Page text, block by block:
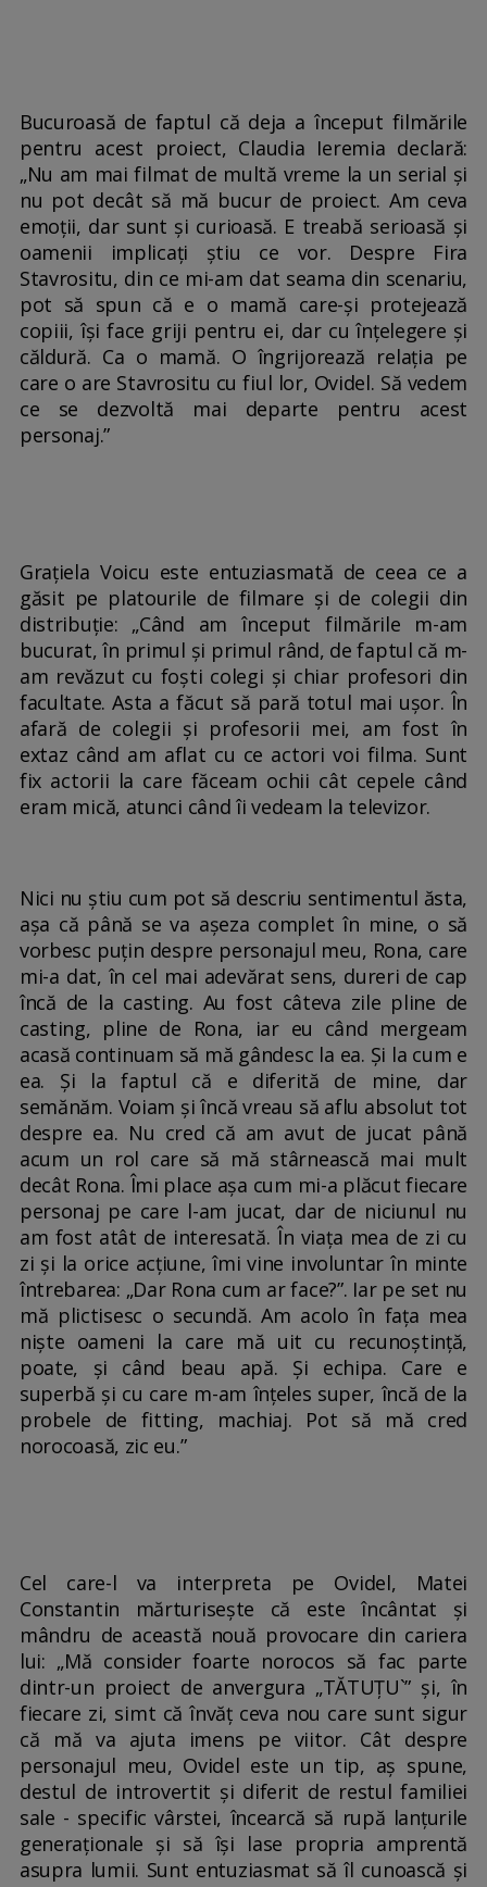
Bucuroasă de faptul că deja a început filmările
pentru acest proiect, Claudia Ieremia declară:
„Nu am mai filmat de multă vreme la un serial și
nu pot decât să mă bucur de proiect. Am ceva
emoții, dar sunt și curioasă. E treabă serioasă și
oamenii implicați știu ce vor. Despre Fira
Stavrositu, din ce mi-am dat seama din scenariu,
pot să spun că e o mamă care-și protejează
copiii, își face griji pentru ei, dar cu înțelegere și
căldură. Ca o mamă. O îngrijorează relația pe
care o are Stavrositu cu fiul lor, Ovidel. Să vedem
ce se dezvoltă mai departe pentru acest
personaj.”
Grațiela Voicu este entuziasmată de ceea ce a
găsit pe platourile de filmare și de colegii din
distribuție: „Când am început filmările m-am
bucurat, în primul și primul rând, de faptul că m-
am revăzut cu foști colegi și chiar profesori din
facultate. Asta a făcut să pară totul mai ușor. În
afară de colegii și profesorii mei, am fost în
extaz când am aflat cu ce actori voi filma. Sunt
fix actorii la care făceam ochii cât cepele când
eram mică, atunci când îi vedeam la televizor.
Nici nu știu cum pot să descriu sentimentul ăsta,
așa că până se va așeza complet în mine, o să
vorbesc puțin despre personajul meu, Rona, care
mi-a dat, în cel mai adevărat sens, dureri de cap
încă de la casting. Au fost câteva zile pline de
casting, pline de Rona, iar eu când mergeam
acasă continuam să mă gândesc la ea. Și la cum e
ea. Și la faptul că e diferită de mine, dar
semănăm. Voiam și încă vreau să aflu absolut tot
despre ea. Nu cred că am avut de jucat până
acum un rol care să mă stârnească mai mult
decât Rona. Îmi place așa cum mi-a plăcut fiecare
personaj pe care l-am jucat, dar de niciunul nu
am fost atât de interesată. În viața mea de zi cu
zi și la orice acțiune, îmi vine involuntar în minte
întrebarea: „Dar Rona cum ar face?”. Iar pe set nu
mă plictisesc o secundă. Am acolo în fața mea
niște oameni la care mă uit cu recunoștință,
poate, și când beau apă. Și echipa. Care e
superbă și cu care m-am înțeles super, încă de la
probele de fitting, machiaj. Pot să mă cred
norocoasă, zic eu.”
Cel care-l va interpreta pe Ovidel, Matei
Constantin mărturisește că este încântat și
mândru de această nouă provocare din cariera
lui: „Mă consider foarte norocos să fac parte
dintr-un proiect de anvergura „TĂTUȚU`” și, în
fiecare zi, simt că învăț ceva nou care sunt sigur
că mă va ajuta imens pe viitor. Cât despre
personajul meu, Ovidel este un tip, aș spune,
destul de introvertit și diferit de restul familiei
sale - specific vârstei, încearcă să rupă lanțurile
generaționale și să își lase propria amprentă
asupra lumii. Sunt entuziasmat să îl cunoască și